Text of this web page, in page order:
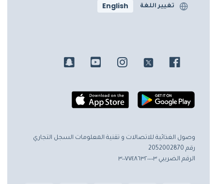
تغيير اللغة English
وصول الغذائية للاتصالات و تقنية المعلومات السجل التجاري
رقم 2052002870
الرقم الضريبي ٣٠٠٧٧٤٨٦٣٢٠٠٠٠٣